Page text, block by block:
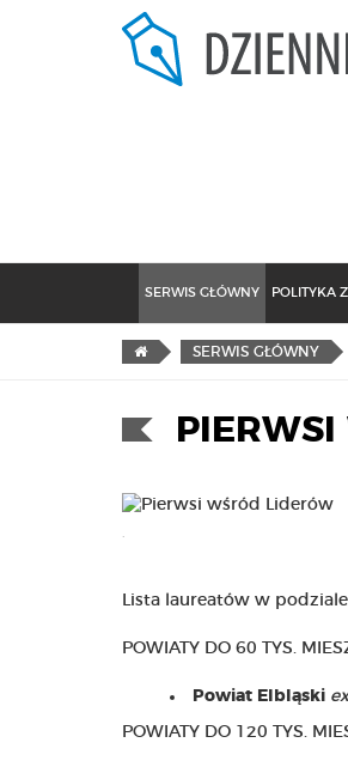
SERWIS GŁÓWNY POLITYKA
SERWIS GŁÓWNY
Lista laureatów w
POWIATY DO 60 TYS.
Powiat Elbląski
POWIATY DO 120 TYS.